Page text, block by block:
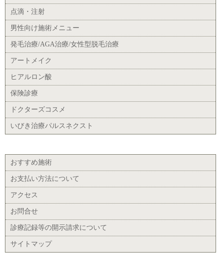
点滴・注射
男性向け施術メニュー
発毛治療/AGA治療/女性型脱毛治療
アートメイク
ヒアルロン酸
保険診療
ドクターズコスメ
いびき治療パルスネクスト
おすすめ施術
お支払い方法について
アクセス
お問合せ
診療記録等の開示請求について
サイトマップ